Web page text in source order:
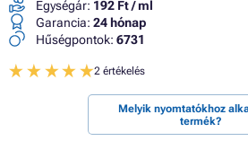
Egységár: 192 Ft / ml
Garancia: 24 hónap
Hűségpontok: 6731
2 értékelés
Melyik nyomtatókhoz
termék?